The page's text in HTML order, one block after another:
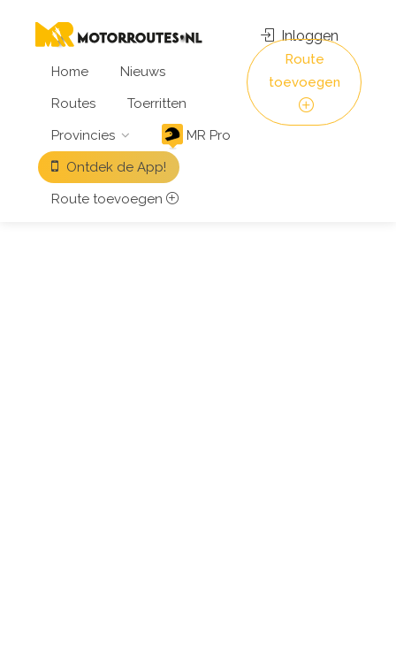
Home
Nieuws
Routes
Toerritten
Provincies
MR Pro
Ontdek de App!
Route toevoegen
Inloggen
Route
toevoegen